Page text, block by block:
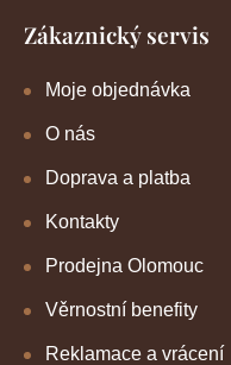
Zákaznický servis
Moje objednávka
O nás
Doprava a platba
Kontakty
Prodejna Olomouc
Věrnostní benefity
Reklamace a vrácení